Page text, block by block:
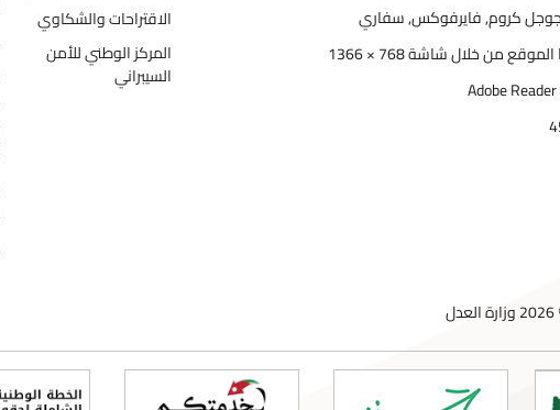
كروم, فايرفوكس, سفاري
من خلال شاشة 768 × 1366
الاقتراحات والشكاوي
المركز الوطني للأمن
السيبراني